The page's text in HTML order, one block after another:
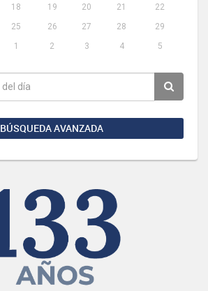
18 19 20 21
22
25 26 27 28
29
1 2 3 4 5
BÚSQUEDA AVANZADA